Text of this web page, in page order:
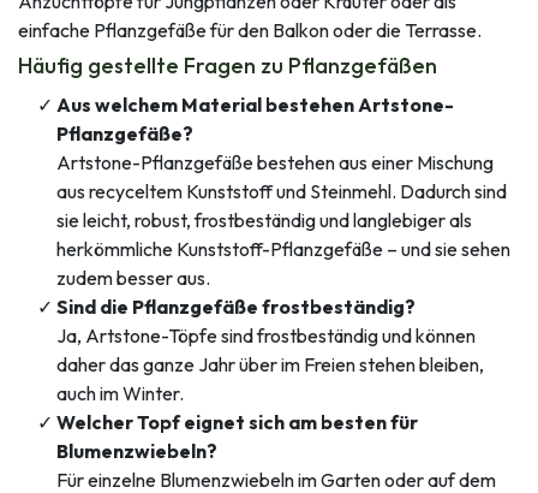
einfache Pflanzgefäße für den Balkon oder die Terrasse.
Häufig gestellte Fragen zu Pflanzgefäßen
Aus welchem Material bestehen Artstone-
Pflanzgefäße?
Artstone-Pflanzgefäße bestehen aus einer Mischung
aus recyceltem Kunststoff und Steinmehl. Dadurch sind
sie leicht, robust, frostbeständig und langlebiger als
herkömmliche Kunststoff-Pflanzgefäße – und sie sehen
zudem besser aus.
Sind die Pflanzgefäße frostbeständig?
Ja, Artstone-Töpfe sind frostbeständig und können
daher das ganze Jahr über im Freien stehen bleiben,
auch im Winter.
Welcher Topf eignet sich am besten für
Blumenzwiebeln?
Für einzelne Blumenzwiebeln im Garten oder auf dem